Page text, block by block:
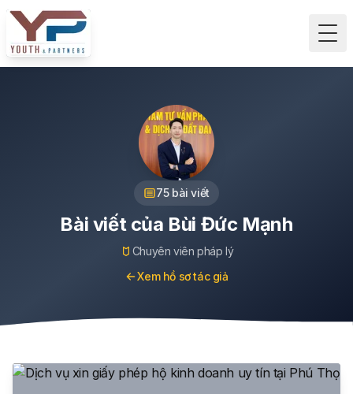
75 bài viết
Bài viết của Bùi Đức Mạnh
Chuyên viên pháp lý
Xem hồ sơ tác giả